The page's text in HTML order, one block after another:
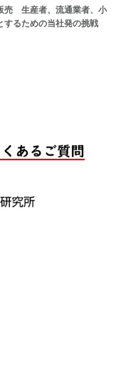
売 生産者、流通業者、小
するための当社発の挑戦